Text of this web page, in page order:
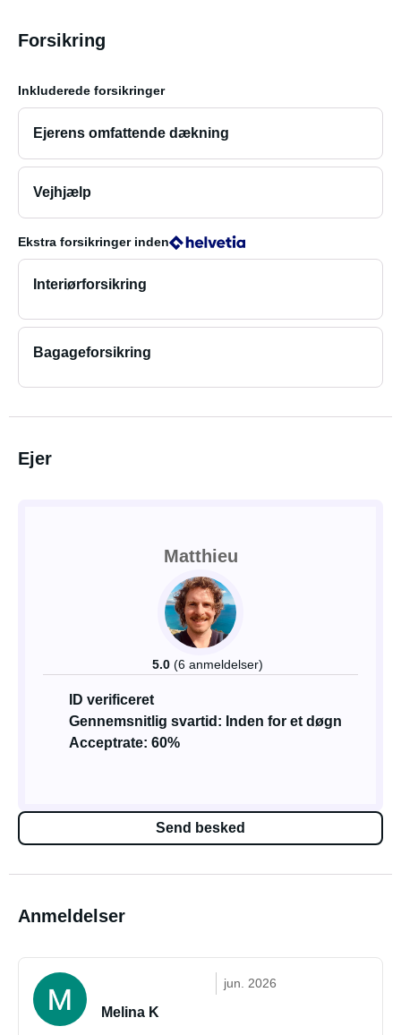
Forsikring
Inkluderede forsikringer
Ejerens omfattende dækning
Vejhjælp
Ekstra forsikringer inden
Interiørforsikring
Bagageforsikring
Ejer
Matthieu
5.0 (6 anmeldelser)
ID verificeret
Gennemsnitlig svartid: Inden for et døgn
Acceptrate: 60%
Send besked
Anmeldelser
jun. 2026
Melina K